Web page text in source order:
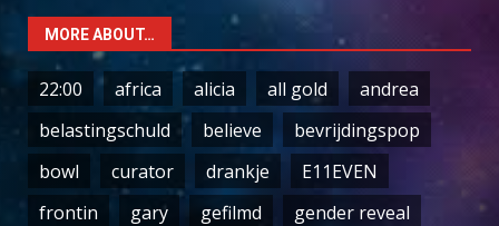
MORE ABOUT…
22:00 africa alicia all gold
andrea
belastingschuld
believe
bevrijdingspop
bowl
curator drankje
E11EVEN
frontin
gary gefilmd
gender reveal